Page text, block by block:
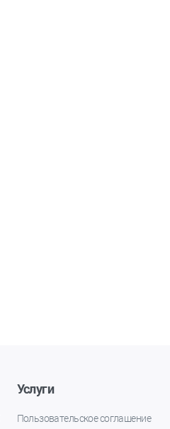
Услуги
Пользовательское соглашение